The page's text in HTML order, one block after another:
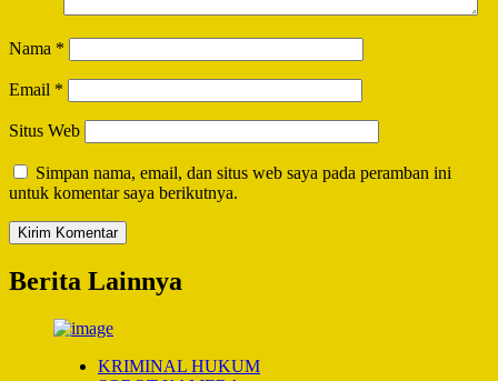
Nama *
Email *
Situs Web
Simpan nama, email, dan situs web saya pada peramban ini
untuk komentar saya berikutnya.
Berita Lainnya
KRIMINAL HUKUM